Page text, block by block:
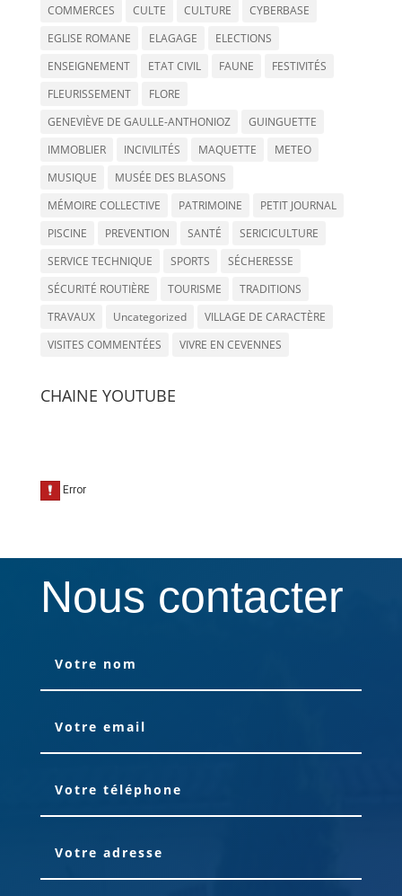
COMMERCES CULTE CULTURE
CYBERBASE
EGLISE ROMANE
ELAGAGE
ELECTIONS
ENSEIGNEMENT
ETAT CIVIL FAUNE
FESTIVITÉS
FLEURISSEMENT
FLORE
GENEVIÈVE DE GAULLE-ANTHONIOZ
GUINGUETTE
IMMOBLIER
INCIVILITÉS MAQUETTE
METEO
MUSIQUE
MUSÉE DES BLASONS
MÉMOIRE COLLECTIVE
PATRIMOINE
PETIT JOURNAL
PISCINE
PREVENTION SANTÉ
SERICICULTURE
SERVICE TECHNIQUE
SPORTS
SÉCHERESSE
SÉCURITÉ ROUTIÈRE
TOURISME
TRADITIONS
TRAVAUX
Uncategorized
VILLAGE DE CARACTÈRE
VISITES COMMENTÉES
VIVRE EN CEVENNES
CHAINE YOUTUBE
Nous contacter